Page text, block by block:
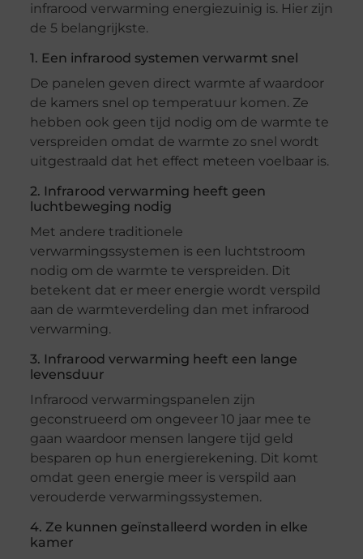
infrarood verwarming energiezuinig is. Hier zijn
de 5 belangrijkste.
1. Een infrarood systemen verwarmt snel
De panelen geven direct warmte af waardoor
de kamers snel op temperatuur komen. Ze
hebben ook geen tijd nodig om de warmte te
verspreiden omdat de warmte zo snel wordt
uitgestraald dat het effect meteen voelbaar is.
2. Infrarood verwarming heeft geen
luchtbeweging nodig
Met andere traditionele
verwarmingssystemen is een luchtstroom
nodig om de warmte te verspreiden. Dit
betekent dat er meer energie wordt verspild
aan de warmteverdeling dan met infrarood
verwarming.
3. Infrarood verwarming heeft een lange
levensduur
Infrarood verwarmingspanelen zijn
geconstrueerd om ongeveer 10 jaar mee te
gaan waardoor mensen langere tijd geld
besparen op hun energierekening. Dit komt
omdat geen energie meer is verspild aan
verouderde verwarmingssystemen.
4. Ze kunnen geïnstalleerd worden in elke
kamer